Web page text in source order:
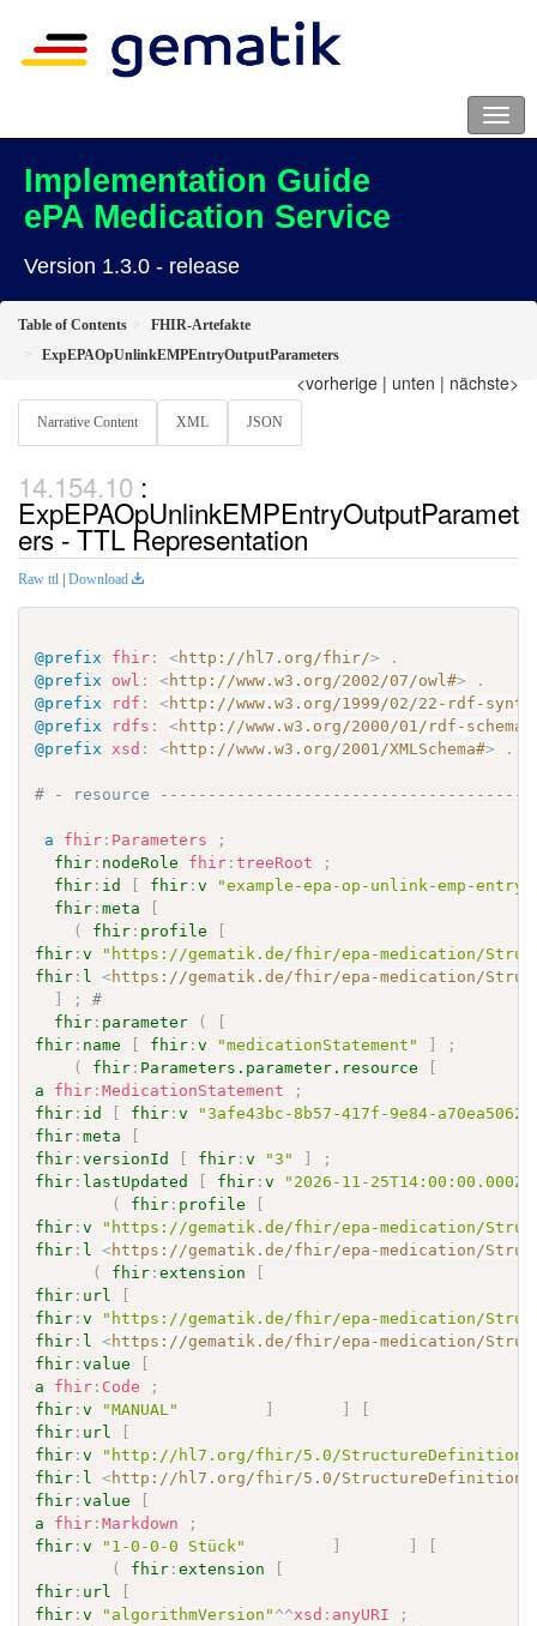
Implementation Guide
ePA Medication Service
Version 1.3.0 - release
Table of Contents
FHIR-Artefakte
ExpEPAOpUnlinkEMPEntryOutputParameters
<vorherige | unten | nächste>
Narrative Content XML JSON
:
ExpEPAOpUnlinkEMPEntryOutputParamet
ers - TTL Representation
Raw ttl | Download
@prefix fhir : <http://hl7.org/fhir/>
.
@prefix
owl : <http://www.w3.org/2002/07/owl#>
.
@prefix
rdf : <http://www.w3.org/1999/02/22-rdf-
@prefix
rdfs : <http://www.w3.org/2000/01/rdf-schema#
@prefix
xsd : <http://www.w3.org/2001/XMLSchema#> .
# - resource
a fhir : Parameters
;
fhir : nodeRole fhir :treeRoot
;
fhir : id fhir :v
"example-epa-op-unlink-emp-
fhir :meta
(
fhir : profile
fhir :v
"https://gematik.de/fhir/epa-medication/
fhir : l <https://gematik.de/fhir/epa-medication/
;
#
fhir : parameter (
fhir : name fhir :v "medicationStatement"
;
(
fhir : Parameters.parameter.resource
a
fhir :MedicationStatement
;
fhir : id fhir :v
"3afe43bc-8b57-417f-9e84-
fhir :meta
fhir :versionId fhir :v "3"
;
fhir : lastUpdated fhir :v "2026-11-25T14:00:00.000Z"
(
fhir : profile
fhir :v
"https://gematik.de/fhir/epa-medication/
fhir : l <https://gematik.de/fhir/epa-medication/
(
fhir :extension
fhir : url
fhir :v
"https://gematik.de/fhir/epa-medication/
fhir : l <https://gematik.de/fhir/epa-medication/
fhir :value
a
fhir : Code
;
fhir :v "MANUAL"
fhir : url
fhir :v
"http://hl7.org/fhir/5.0/StructureDefinition/
fhir : l <http://hl7.org/fhir/5.0/StructureDefinition/
fhir :value
a
fhir :Markdown
;
fhir :v "1-0-0-0 Stück"
(
fhir :extension
fhir : url
fhir :v "algorithmVersion" ^^xsd : anyURI
;